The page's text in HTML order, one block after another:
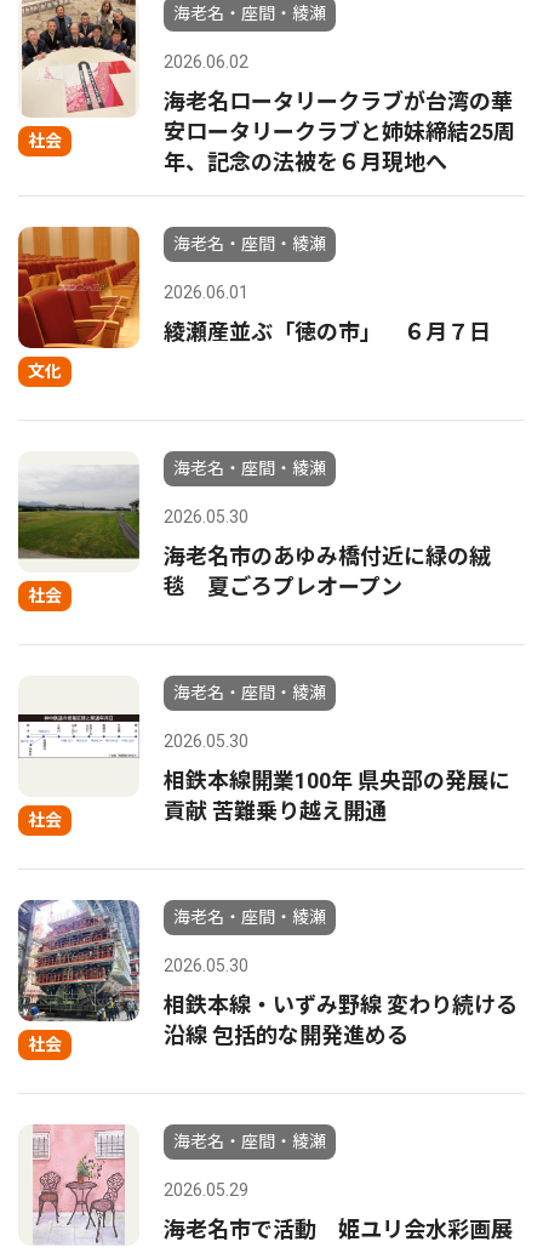
社会
海老名・座間・綾瀬
2026.06.02
海老名ロータリークラブが台湾の華
安ロータリークラブと姉妹締結25周
年、記念の法被を６月現地へ
文化
海老名・座間・綾瀬
2026.06.01
綾瀬産並ぶ「徳の市」 ６月７日
社会
海老名・座間・綾瀬
2026.05.30
海老名市のあゆみ橋付近に緑の絨
毯 夏ごろプレオープン
社会
海老名・座間・綾瀬
2026.05.30
相鉄本線開業100年 県央部の発展に
貢献 苦難乗り越え開通
社会
海老名・座間・綾瀬
2026.05.30
相鉄本線・いずみ野線 変わり続ける
沿線 包括的な開発進める
海老名・座間・綾瀬
2026.05.29
海老名市で活動 姫ユリ会水彩画展